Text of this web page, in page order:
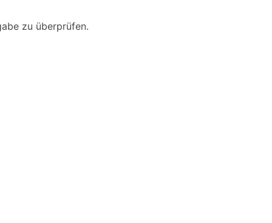
zu überprüfen.